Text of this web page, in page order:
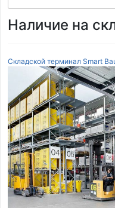
Наличие на
Складской терминал Smart